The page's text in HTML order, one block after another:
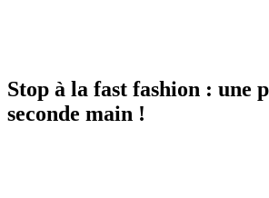
Stop à la fast fashion : une
seconde main !